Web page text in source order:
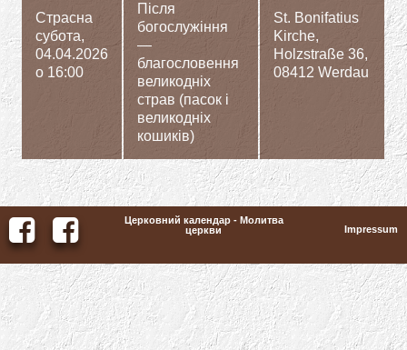
Страсна
субота,
04.04.2026
o 16:00
Після
богослужіння
—
благословення
великодніх
страв (пасок і
великодніх
кошиків)
St. Bonifatius
Kirche,
Holzstraße 36,
08412 Werdau
Церковний календар - Молитва
церкви
Impressum